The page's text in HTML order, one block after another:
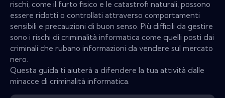
rischi, come il furto fisico e le catastrofi naturali, possono
essere ridotti o controllati attraverso comportamenti
sensibili e precauzioni di buon senso. Più difficili da gestire
sono i rischi di criminalità informatica come quelli posti dai
criminali che rubano informazioni da vendere sul mercato
nero.
Questa guida ti aiuterà a difendere la tua attività dalle
minacce di criminalità informatica.